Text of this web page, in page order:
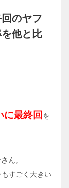
のヤフ
他と比
に最終回 を
ん。
すごく大きい